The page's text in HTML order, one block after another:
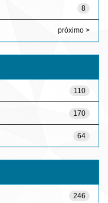
8
próximo >
110
170
64
246